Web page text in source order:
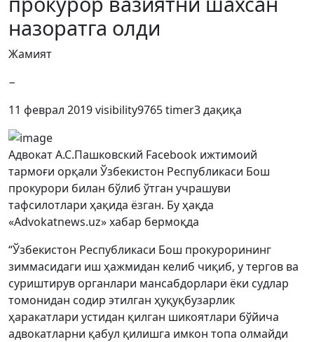
назоратга олди
Жамият
−
11 феврал 2019visibility9765timer3 дақиқа
Адвокат А.С.Пашковский Facebook ижтимоий
тармоғи орқали Ўзбекистон Республикаси Бош
прокурори билан бўлиб ўтган учрашуви
тафсилотлари ҳақида ёзган. Бу ҳақда
«Advokatnews.uz» хабар бермоқда
“Ўзбекистон Республикаси Бош прокурорининг
зиммасидаги иш ҳажмидан келиб чиқиб, у тергов ва
суриштирув органлари мансабдорлари ёки судлар
томонидан содир этилган ҳуқуқбузарлик
ҳаракатлари устидан қилган шикоятлари бўйича
адвокатларни қабул қилишга имкон топа олмайди